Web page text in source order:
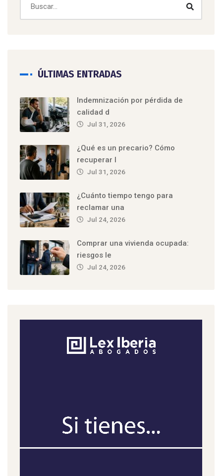
ÚLTIMAS ENTRADAS
Indemnización por pérdida de
calidad d
Jul 31, 2026
¿Qué es un precario? Cómo
recuperar l
Jul 31, 2026
¿Cuánto tiempo tengo para
reclamar una
Jul 24, 2026
Comprar una vivienda ocupada:
riesgos le
Jul 24, 2026